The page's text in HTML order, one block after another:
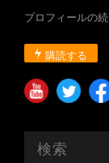
プロフィールの
購読する